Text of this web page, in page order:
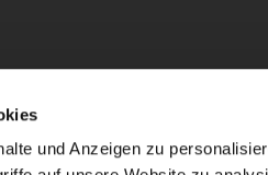
und Anzeigen zu